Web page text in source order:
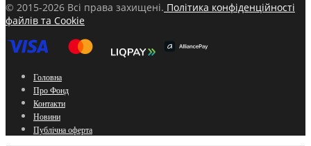
© 2015-2026 Всі права захищені. Політика конфіденційності
файлів та Cookie
Головна
Про Фонд
Контакти
Новини
Публічна оферта